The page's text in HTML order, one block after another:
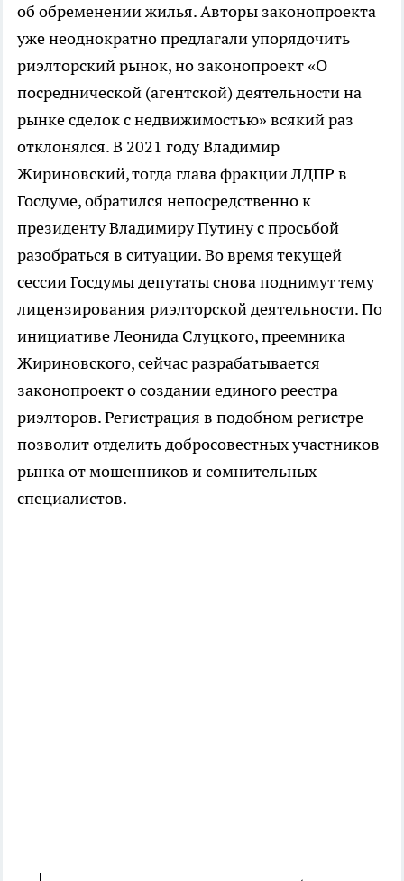
об обременении жилья. Авторы законопроекта
уже неоднократно предлагали упорядочить
риэлторский рынок, но законопроект «О
посреднической (агентской) деятельности на
рынке сделок с недвижимостью» всякий раз
отклонялся. В 2021 году Владимир
Жириновский, тогда глава фракции ЛДПР в
Госдуме, обратился непосредственно к
президенту Владимиру Путину с просьбой
разобраться в ситуации. Во время текущей
сессии Госдумы депутаты снова поднимут тему
лицензирования риэлторской деятельности. По
инициативе Леонида Слуцкого, преемника
Жириновского, сейчас разрабатывается
законопроект о создании единого реестра
риэлторов. Регистрация в подобном регистре
позволит отделить добросовестных участников
рынка от мошенников и сомнительных
специалистов.